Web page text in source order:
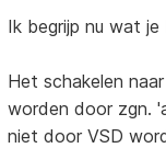
Ik begrijp nu wat je
Het schakelen
worden door zgn.
niet door VSD